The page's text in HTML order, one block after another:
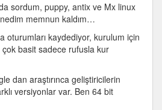
sordum, puppy, antix ve Mx linux
memnun kaldım…
oturumları kaydediyor, kurulum için
basit sadece rufusla kur
dan araştırınca geliştiricilerin
versiyonlar var. Ben 64 bit